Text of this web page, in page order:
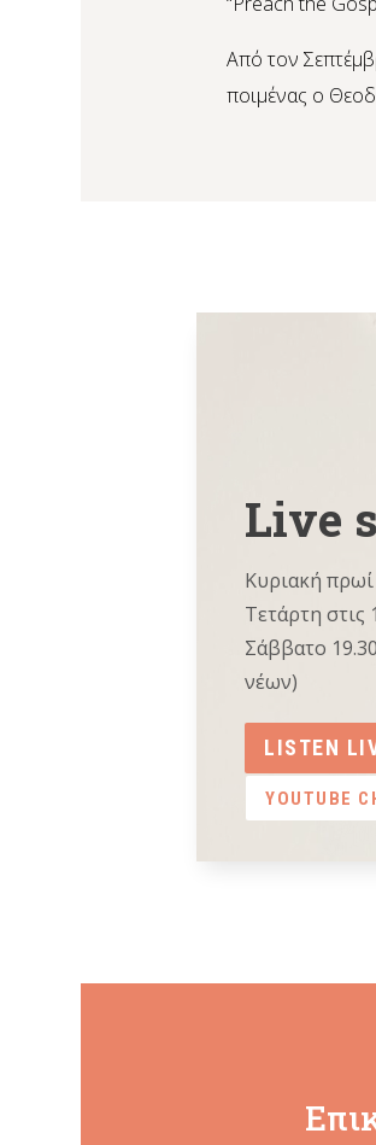
Από τον
ποιμένας ο
Live
Κυριακή
Τετάρτη στις
Σάββατο
νέων)
LISTEN
YOUTUBE